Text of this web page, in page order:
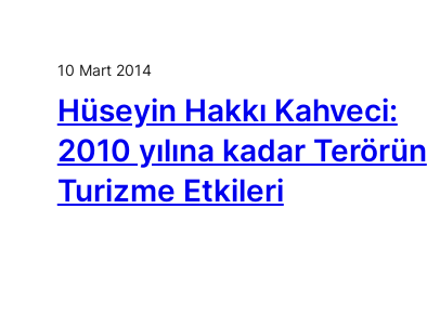
10 Mart 2014
Hüseyin Hakkı Kahveci:
2010 yılına kadar Terörün
Turizme Etkileri